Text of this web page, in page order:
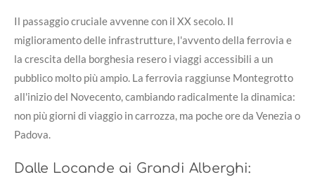
Il passaggio cruciale avvenne con il XX secolo. Il
miglioramento delle infrastrutture, l'avvento della ferrovia e
la crescita della borghesia resero i viaggi accessibili a un
pubblico molto più ampio. La ferrovia raggiunse Montegrotto
all'inizio del Novecento, cambiando radicalmente la dinamica:
non più giorni di viaggio in carrozza, ma poche ore da Venezia o
Padova.
Dalle Locande ai Grandi Alberghi: